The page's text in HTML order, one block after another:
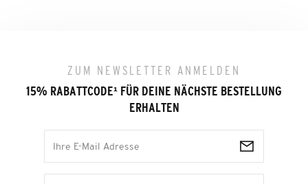
ZUM NEWSLETTER ANMELDEN
15% RABATTCODE¹ FÜR DEINE NÄCHSTE BESTELLUNG
ERHALTEN